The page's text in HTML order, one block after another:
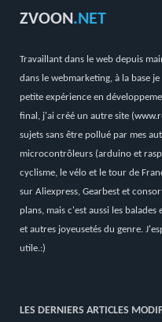
ZVOON.NET
Travaillant dans le web depuis
dans le webmarketing, à la base
petite expérience en
final, j'ai créé un autre site (
sujets sans être pollué par mes
microcontrôleurs (arduino et
cyclisme, le vélo et le tour de
sur Aliexpress, Gearbest et
plans, mais c'est aussi les
et autres joyeusetés du genre.
utile.:)
LES DERNIERS ARTICLES